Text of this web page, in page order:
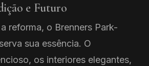
e Futuro
reforma, o Brenners Park-
sua essência. O
os interiores elegantes,